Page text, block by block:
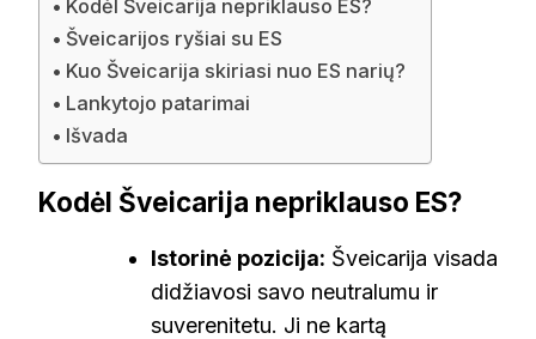
Kodėl Šveicarija nepriklauso ES?
Šveicarijos ryšiai su ES
Kuo Šveicarija skiriasi nuo ES narių?
Lankytojo patarimai
Išvada
Kodėl Šveicarija nepriklauso ES?
Istorinė pozicija: Šveicarija visada
didžiavosi savo neutralumu ir
suverenitetu. Ji ne kartą